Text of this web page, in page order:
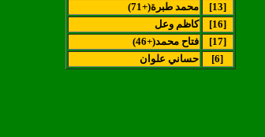
(محمد طبرة(+71
[13]
كاظم وعل
[16]
(فتاح محمد(+46
[17]
حساني علوان
[6]